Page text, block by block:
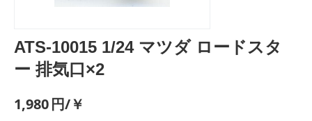
ATS-10015 1/24 マツダ ロードスタ
ー 排気口×2
1,980円/￥